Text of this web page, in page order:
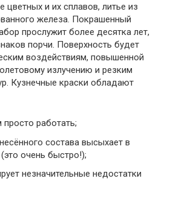
цветных и их сплавов, литье из
железа. Покрашенный
прослужит более десятка лет,
порчи. Поверхность будет
воздействиям, повышенной
излучению и резким
Кузнечные краски обладают
работать;
состава высыхает в
очень быстро!);
незначительные недостатки